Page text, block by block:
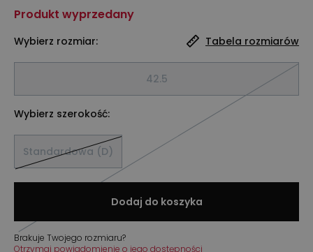
Produkt wyprzedany
Wybierz rozmiar: Tabela rozmiarów
42.5
Wybierz szerokość:
Standardowa (D)
Dodaj do koszyka
Brakuje Twojego rozmiaru?
Otrzymaj powiadomienie o jego dostępności